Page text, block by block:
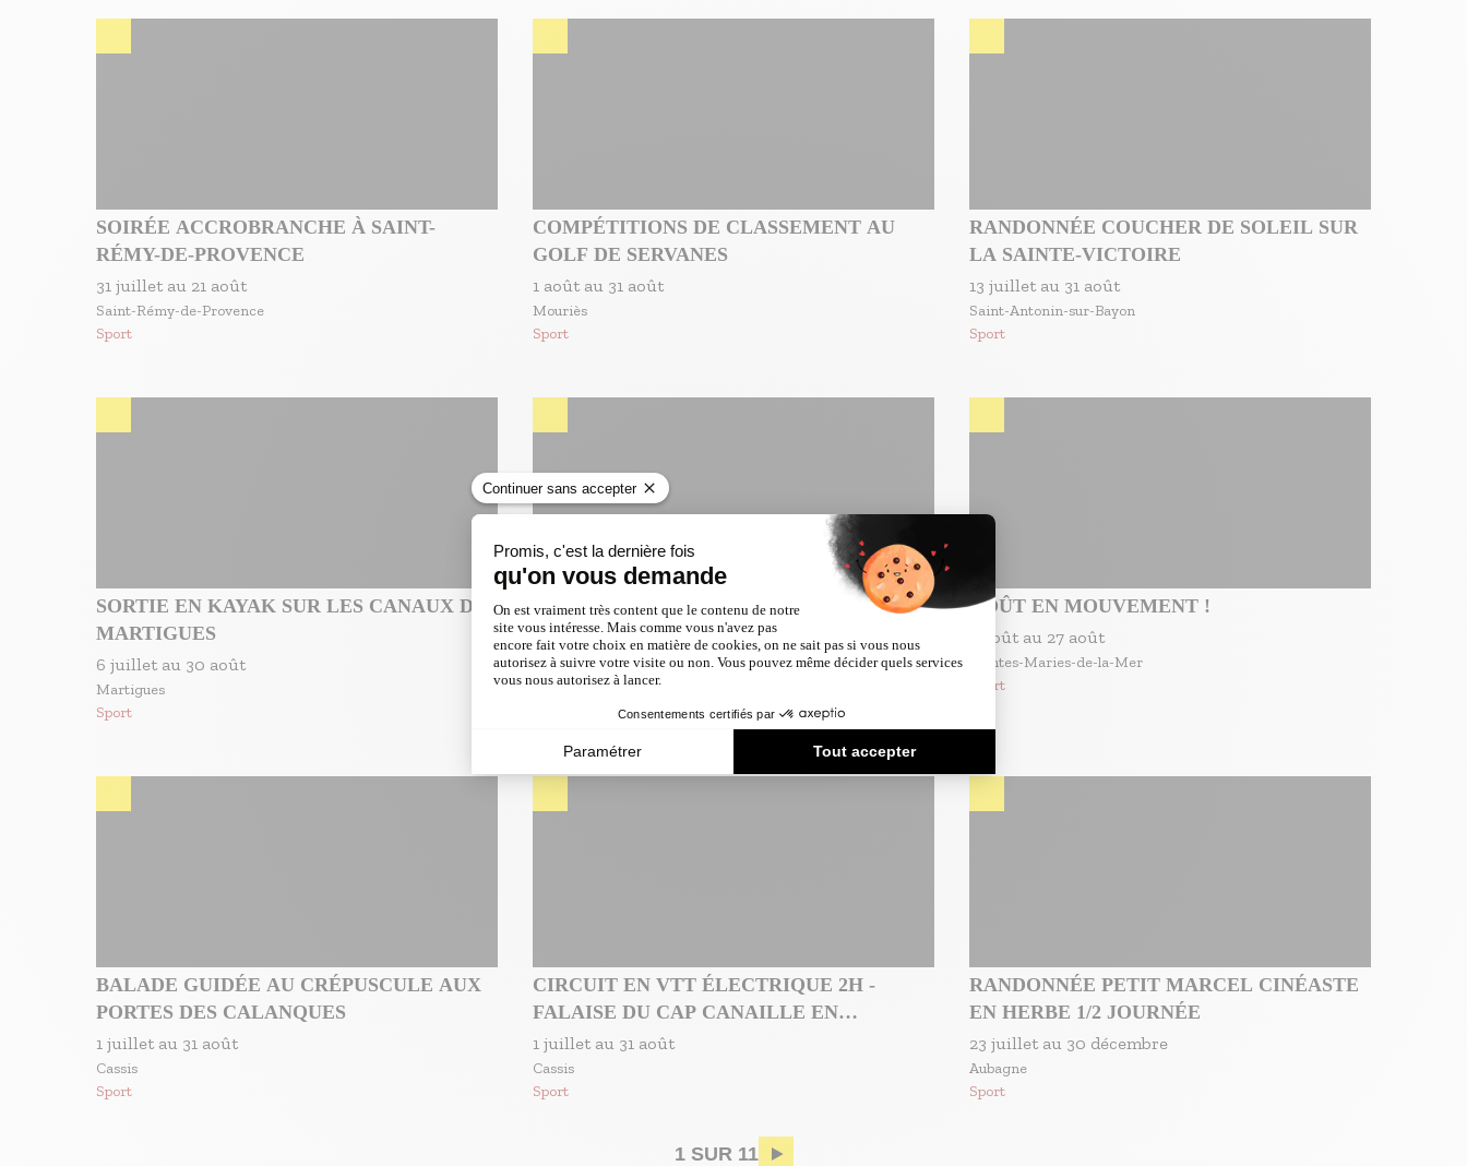
SOIRÉE ACCROBRANCHE À SAINT-
RÉMY-DE-PROVENCE
31 juillet au 21 août
Saint-Rémy-de-Provence
Sport
COMPÉTITIONS DE CLASSEMENT AU
GOLF DE SERVANES
1 août au 31 août
Mouriès
Sport
RANDONNÉE COUCHER DE SOLEIL SUR
LA SAINTE-VICTOIRE
13 juillet au 31 août
Saint-Antonin-sur-Bayon
Sport
SORTIE EN KAYAK SUR LES CANAUX DE
MARTIGUES
6 juillet au 30 août
Martigues
Sport
BASSIN MOBILE - PARC BOUGAINVILLE -
SÉANCES D'UNE HEURE
D'APPRENTISSAGE DE LA NATATION
POUR LES 6-12 ANS
11 juilletau30 août
Marseille
AOÛT EN MOUVEMENT !
3 août au 27 août
Saintes-Maries-de-la-Mer
Sport
BALADE GUIDÉE AU CRÉPUSCULE AUX
PORTES DES CALANQUES
1 juillet au 31 août
Cassis
Sport
CIRCUIT EN VTT ÉLECTRIQUE 2H -
FALAISE DU CAP CANAILLE EN
COUCHER DE SOLEIL
1 juillet au 31 août
Cassis
Sport
RANDONNÉE PETIT MARCEL CINÉASTE
EN HERBE 1/2 JOURNÉE
23 juillet au 30 décembre
Aubagne
Sport
Pagination
1 SUR 11